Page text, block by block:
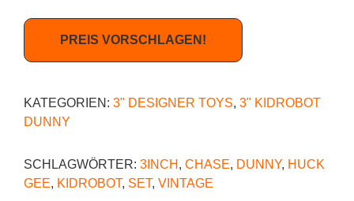
PREIS VORSCHLAGEN!
KATEGORIEN: 3" DESIGNER TOYS, 3" KIDROBOT
DUNNY
SCHLAGWÖRTER: 3INCH , CHASE, DUNNY, HUCK
GEE, KIDROBOT, SET, VINTAGE